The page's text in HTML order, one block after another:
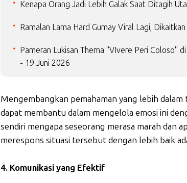
Kenapa Orang Jadi Lebih Galak Saat Ditagih
Ramalan Lama Hard Gumay Viral Lagi,
Pameran Lukisan Thema "VIvere Peri Coloso"
- 19 Juni 2026
Mengembangkan pemahaman yang lebih
dapat membantu dalam mengelola emosi ini
sendiri mengapa seseorang merasa marah dan
merespons situasi tersebut dengan lebih baik
4. Komunikasi yang Efektif